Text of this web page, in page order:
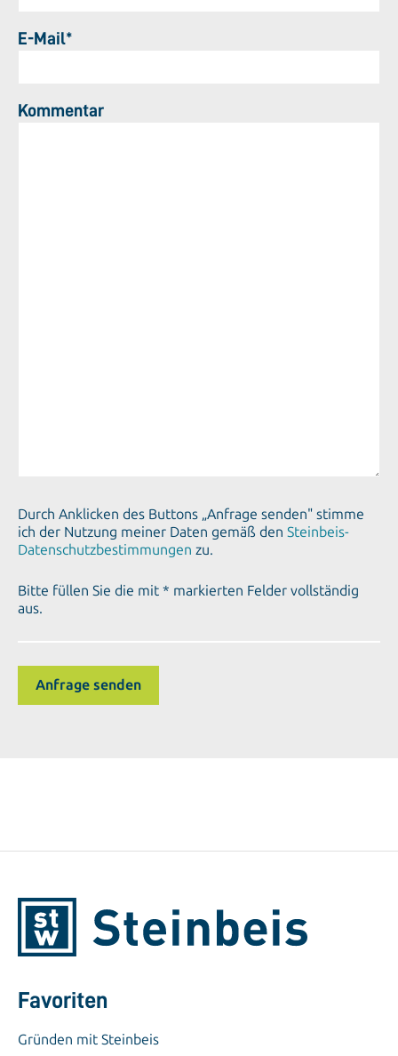
E-Mail*
Kommentar
Durch Anklicken des Buttons „Anfrage senden" stimme
ich der Nutzung meiner Daten gemäß den Steinbeis-
Datenschutzbestimmungen zu.
Bitte füllen Sie die mit * markierten Felder vollständig
aus.
Favoriten
Gründen mit Steinbeis